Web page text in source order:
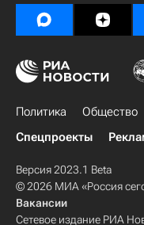
Политика Общество
Спецпроекты
Версия 2023.1 Beta
© 2026 МИА «Россия
Вакансии
Сетевое издание РИА